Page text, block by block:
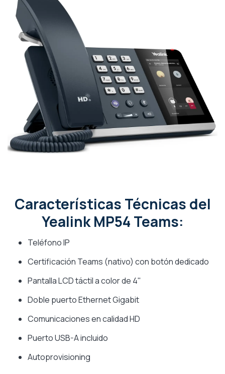
Características Técnicas del
Yealink MP54 Teams:
Teléfono IP
Certificación Teams (nativo) con botón dedicado
Pantalla LCD táctil a color de 4"
Doble puerto Ethernet Gigabit
Comunicaciones en calidad HD
Puerto USB-A incluido
Autoprovisioning